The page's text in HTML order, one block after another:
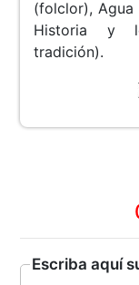
(folclor), Agua
Historia y
tradición).
Escriba aquí